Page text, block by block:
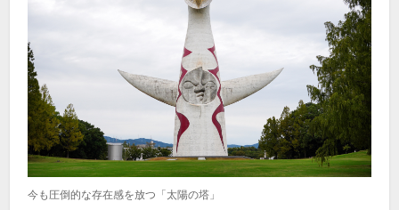
今も圧倒的な存在感を放つ「太陽の塔」